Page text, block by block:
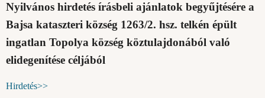
Nyilvános hirdetés írásbeli ajánlatok begyűjtésére a
Bajsa kataszteri község 1263/2. hsz. telkén épült
ingatlan Topolya község köztulajdonából való
elidegenítése céljából
Hirdetés>>